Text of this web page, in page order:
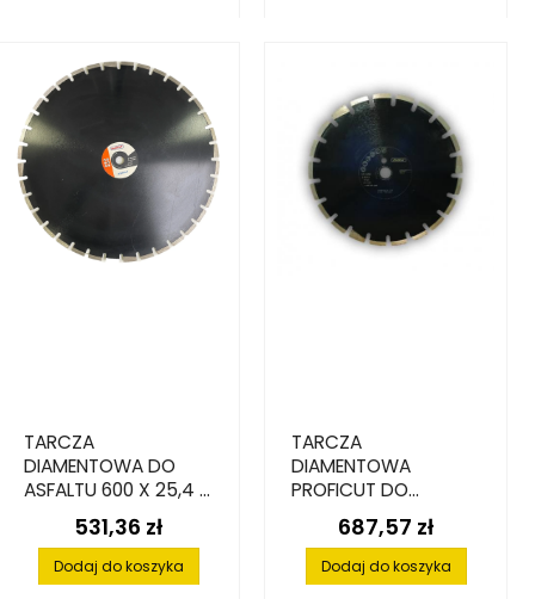
TARCZA
DIAMENTOWA DO
ASFALTU 600 X 25,4 X
Cena
531,36 zł
Dodaj do koszyka
TARCZA
DIAMENTOWA
PROFICUT DO
ASFALTU PREMIUM,
450 MM X 25,4 MM
Cena
687,57 zł
Dodaj do koszyka